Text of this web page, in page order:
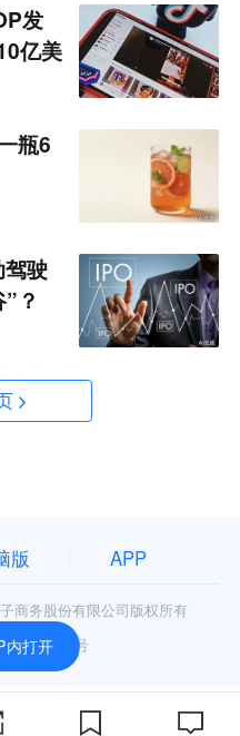
发
亿美
瓶6
驶
？
内打开
版 APP
商务股份有限公司版权所有
号